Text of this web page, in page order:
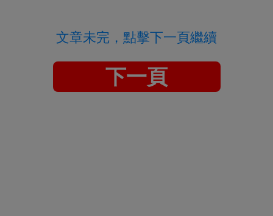
文章未完，點擊下一頁繼續
下一頁